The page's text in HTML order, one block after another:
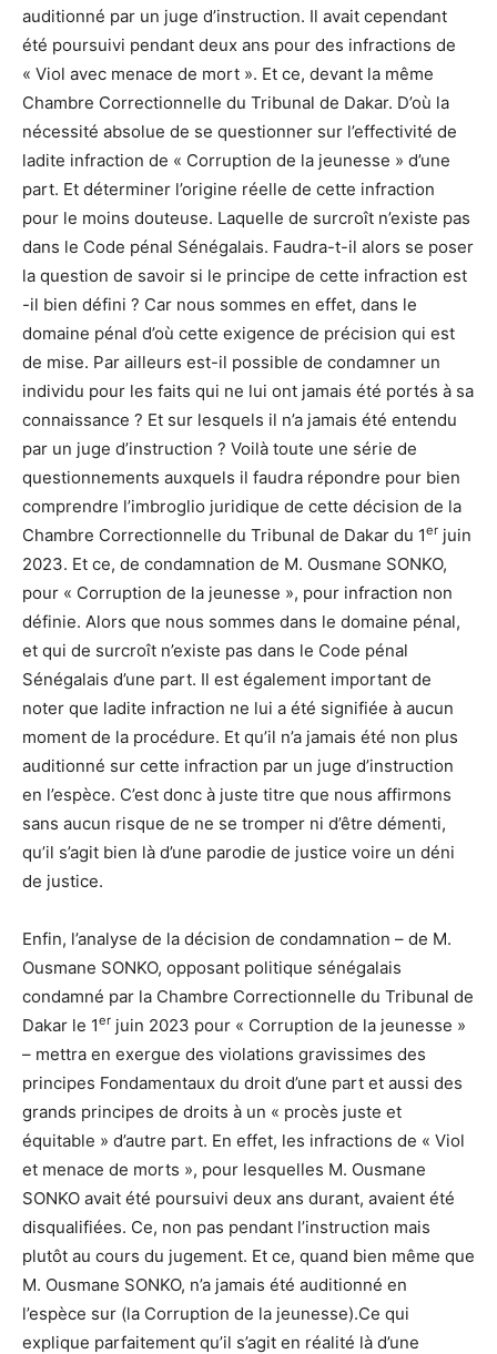
auditionné par un juge d’instruction. Il avait cependant
été poursuivi pendant deux ans pour des infractions de
« Viol avec menace de mort ». Et ce, devant la même
Chambre Correctionnelle du Tribunal de Dakar. D’où la
nécessité absolue de se questionner sur l’effectivité de
ladite infraction de « Corruption de la jeunesse » d’une
part. Et déterminer l’origine réelle de cette infraction
pour le moins douteuse. Laquelle de surcroît n’existe pas
dans le Code pénal Sénégalais. Faudra-t-il alors se poser
la question de savoir si le principe de cette infraction est
-il bien défini ? Car nous sommes en effet, dans le
domaine pénal d’où cette exigence de précision qui est
de mise. Par ailleurs est-il possible de condamner un
individu pour les faits qui ne lui ont jamais été portés à sa
connaissance ? Et sur lesquels il n’a jamais été entendu
par un juge d’instruction ? Voilà toute une série de
questionnements auxquels il faudra répondre pour bien
comprendre l’imbroglio juridique de cette décision de la
Chambre Correctionnelle du Tribunal de Dakar du 1er juin
2023. Et ce, de condamnation de M. Ousmane SONKO,
pour « Corruption de la jeunesse », pour infraction non
définie. Alors que nous sommes dans le domaine pénal,
et qui de surcroît n’existe pas dans le Code pénal
Sénégalais d’une part. Il est également important de
noter que ladite infraction ne lui a été signifiée à aucun
moment de la procédure. Et qu’il n’a jamais été non plus
auditionné sur cette infraction par un juge d’instruction
en l’espèce. C’est donc à juste titre que nous affirmons
sans aucun risque de ne se tromper ni d’être démenti,
qu’il s’agit bien là d’une parodie de justice voire un déni
de justice.
Enfin, l’analyse de la décision de condamnation – de M.
Ousmane SONKO, opposant politique sénégalais
condamné par la Chambre Correctionnelle du Tribunal de
Dakar le 1er juin 2023 pour « Corruption de la jeunesse »
– mettra en exergue des violations gravissimes des
principes Fondamentaux du droit d’une part et aussi des
grands principes de droits à un « procès juste et
équitable » d’autre part. En effet, les infractions de « Viol
et menace de morts », pour lesquelles M. Ousmane
SONKO avait été poursuivi deux ans durant, avaient été
disqualifiées. Ce, non pas pendant l’instruction mais
plutôt au cours du jugement. Et ce, quand bien même que
M. Ousmane SONKO, n’a jamais été auditionné en
l’espèce sur (la Corruption de la jeunesse).Ce qui
explique parfaitement qu’il s’agit en réalité là d’une